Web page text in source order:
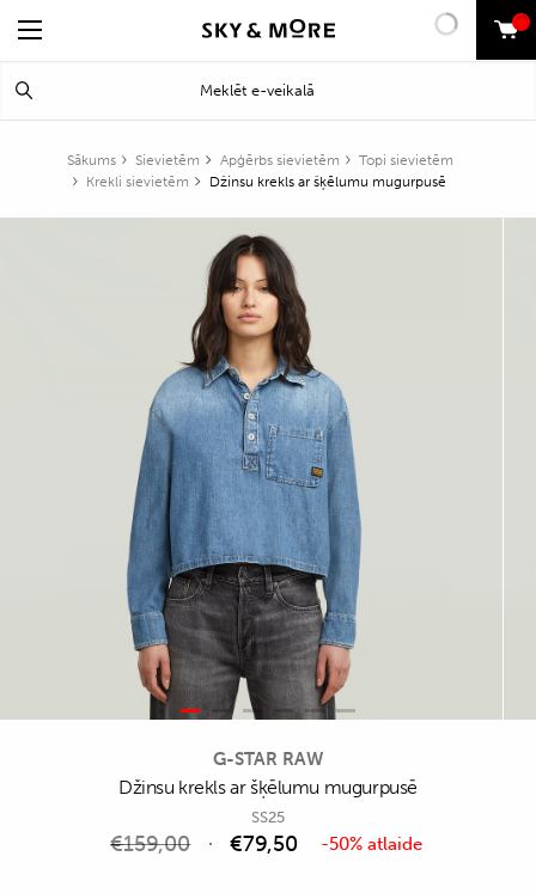
0
Sākums Sievietēm Apģērbs sievietēm
Topi sievietēm
Krekli sievietēm
Džinsu krekls ar šķēlumu mugurpusē
G-STAR RAW
Džinsu krekls ar šķēlumu mugurpusē
SS25
€159,00 €79,50 -50% atlaide